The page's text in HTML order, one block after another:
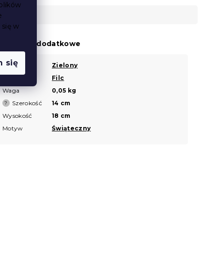
w
się
Parametry dodatkowe
? Kolor Zielony
Filc
Waga
0,05 kg
? Szerokość
14 cm
Wysokość
18 cm
Motyw
Świąteczny